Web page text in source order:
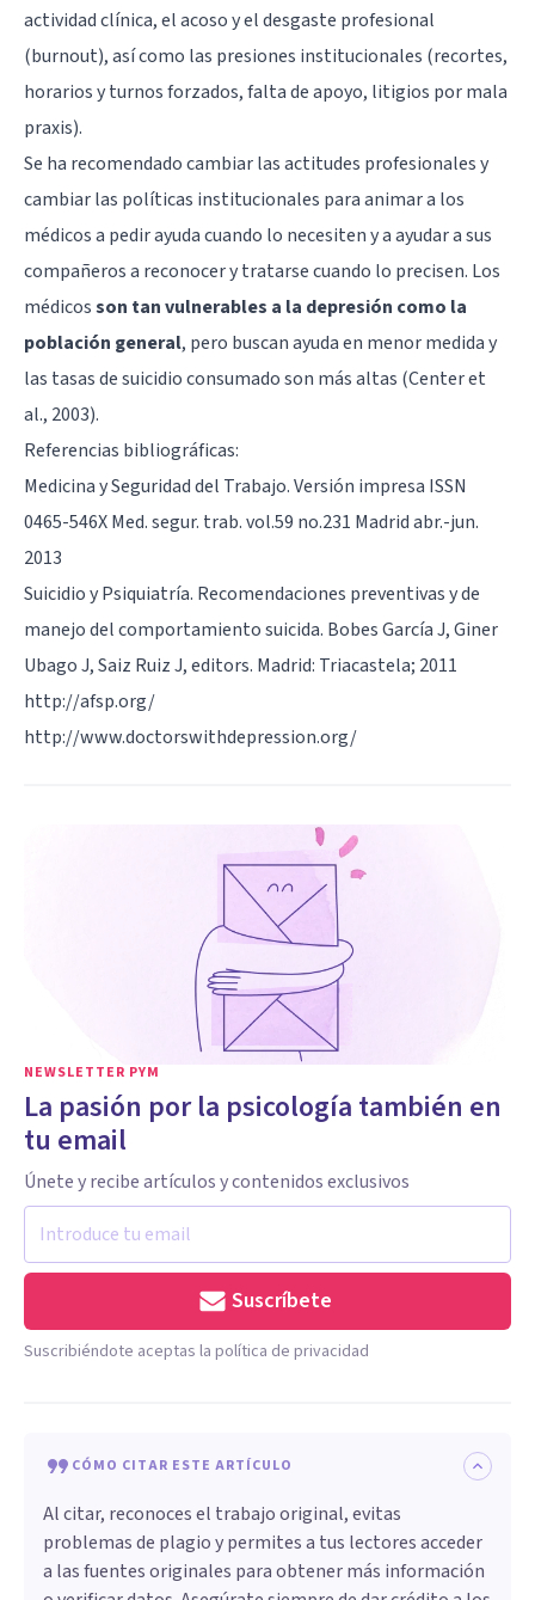
actividad clínica, el acoso y eldesgaste profesional
(burnout), así como las presiones institucionales (recortes,
horarios y turnos forzados, falta de apoyo, litigios por mala
praxis).
Se ha recomendado cambiar las actitudes profesionales y
cambiar las políticas institucionales para animar a los
médicos a pedir ayuda cuando lo necesiten y a ayudar a sus
compañeros a reconocer y tratarse cuando lo precisen. Los
médicosson tan vulnerables a la depresión como la
población general, pero buscan ayuda en menor medida y
las tasas de suicidio consumado son más altas (Center et
al., 2003).
Referencias bibliográficas:
Medicina y Seguridad del Trabajo. Versión impresa ISSN
0465-546X Med. segur. trab. vol.59 no.231 Madrid abr.-jun.
2013
Suicidio y Psiquiatría. Recomendaciones preventivas y de
manejo del comportamiento suicida. Bobes García J, Giner
Ubago J, Saiz Ruiz J, editors. Madrid: Triacastela; 2011
http://afsp.org/
http://www.doctorswithdepression.org/
NEWSLETTER PYM
La pasión por la psicología también en
tu email
Únete y recibe artículos y contenidos exclusivos
Suscríbete
Suscribiéndote aceptas la política de privacidad
CÓMO CITAR ESTE ARTÍCULO
Al citar, reconoces el trabajo original, evitas
problemas de plagio y permites a tus lectores acceder
a las fuentes originales para obtener más información